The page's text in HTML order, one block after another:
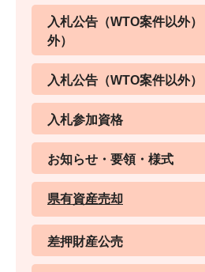
入札公告（WTO案件以外
外）
入札公告（WTO案件以外）
入札参加資格
お知らせ・要領・様式
県有資産売却
差押財産公売